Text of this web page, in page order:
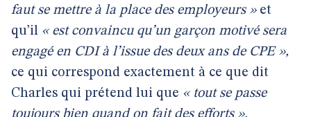
faut se mettre à la place des employeurs » et
qu’il « est convaincu qu’un garçon motivé sera
engagé en CDI à l’issue des deux ans de CPE »,
ce qui correspond exactement à ce que dit
Charles qui prétend lui que « tout se passe
toujours bien quand on fait des efforts ».